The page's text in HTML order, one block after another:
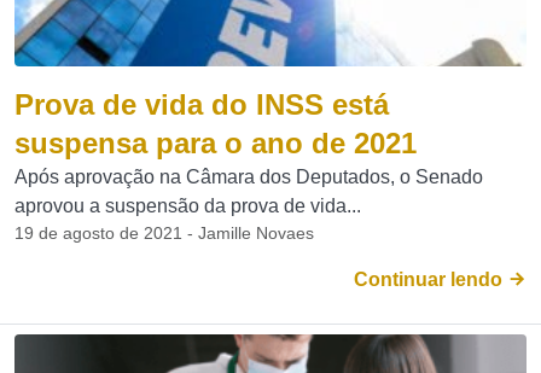
Prova de vida do INSS está
suspensa para o ano de 2021
Após aprovação na Câmara dos Deputados, o Senado
aprovou a suspensão da prova de vida...
19 de agosto de 2021 - Jamille Novaes
Continuar lendo